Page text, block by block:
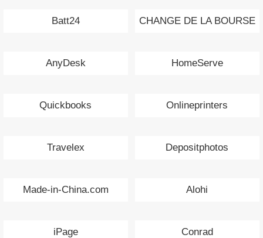
Batt24 CHANGE DE LA BOURSE
AnyDesk HomeServe
Quickbooks Onlineprinters
Travelex Depositphotos
Made-in-China.com Alohi
iPage Conrad